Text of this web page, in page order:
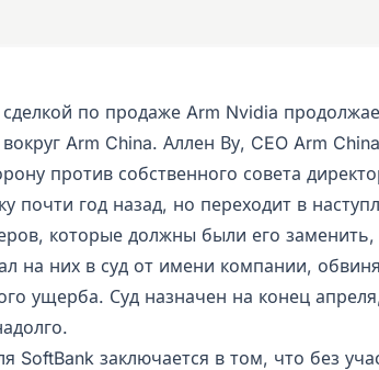
сделкой по продаже Arm Nvidia
Arm China. Аллен Ву, CEO Arm
против собственного совета
почти год назад, но переходит в
которые должны были его
на них в суд от имени компании,
ущерба. Суд назначен на конец
SoftBank заключается в том, что без